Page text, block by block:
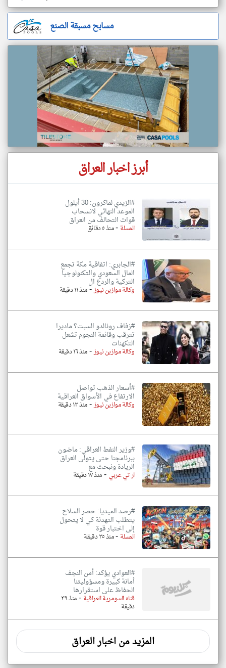
مسابح مسبقة الصنع
أبرز اخبار العراق
#الزيدي لماكرون: 30 أيلول
الموعد النهائي لانسحاب
قوات التحالف من العراق
المسلة -منذ ٥ دقائق
#الجابري: اتفاقية مكة تجمع
المال السعودي والتكنولوجيا
التركية والردع ال
وكالة موازين نيوز-منذ ١١ دقيقة
#زفاف رونالدو السبت؟ ماديرا
تترقب وقائمة النجوم تشعل
التكهنات
وكالة موازين نيوز-منذ ١٦ دقيقة
#أسعار الذهب تواصل
الارتفاع في الأسواق العراقية
وكالة موازين نيوز-منذ ١٣ دقيقة
#وزير النفط العراقي: ماضون
ببرنامجنا حتى يتولى العراق
الريادة ونبحث مع
ار تي عربي -منذ ١٧ دقيقة
#رصد الميديا: حصر السلاح
يتطلب التهدئة كي لا يتحول
إلى اختبار قوة
المسلة -منذ ٣٥ دقيقة
#العوادي يؤكد: أمن النجف
أمانة كبيرة ومسؤوليتنا
الحفاظ على استقرارها
قناه السومرية العراقية - منذ ٣٩
دقيقة
المزيد من اخبار العراق